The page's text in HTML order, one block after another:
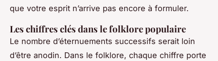
que votre esprit n’arrive pas encore à formuler.
Les chiffres clés dans le folklore populaire
Le nombre d’éternuements successifs serait loin
d’être anodin. Dans le folklore, chaque chiffre porte